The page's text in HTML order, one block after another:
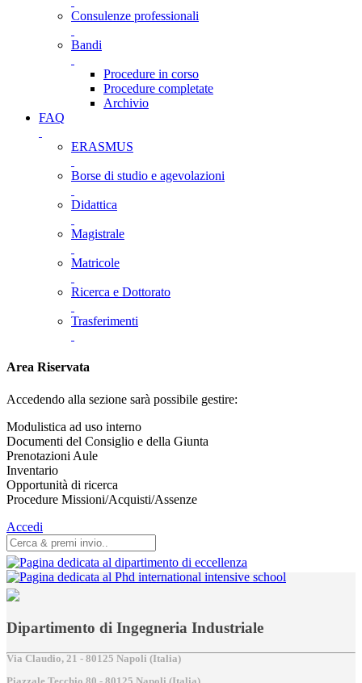
Consulenze professionali
Bandi
Procedure in corso
Procedure completate
Archivio
FAQ
ERASMUS
Borse di studio e agevolazioni
Didattica
Magistrale
Matricole
Ricerca e Dottorato
Trasferimenti
Area Riservata
Accedendo alla sezione sarà possibile gestire:
Modulistica ad uso interno
Documenti del Consiglio e della Giunta
Prenotazioni Aule
Inventario
Opportunità di ricerca
Procedure Missioni/Acquisti/Assenze
Accedi
Dipartimento di Ingegneria Industriale
Via Claudio, 21 - 80125 Napoli (Italia)